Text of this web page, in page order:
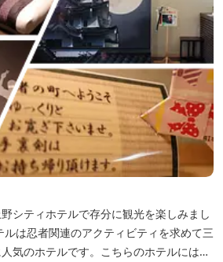
シティホテルで存分に観光を楽しみまし
気のホテルです。こちらのホテルには、